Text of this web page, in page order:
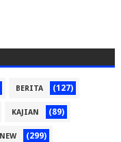
BERITA (127)
KAJIAN (89)
NEW (299)